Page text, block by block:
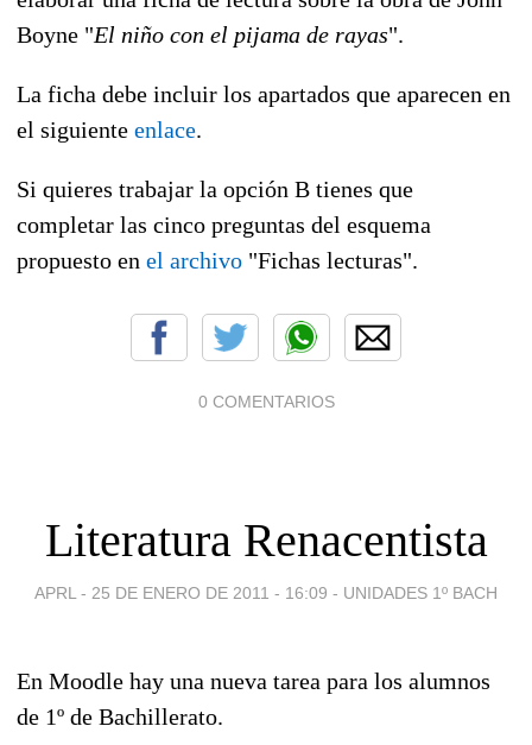
Boyne "El niño con el pijama de rayas".
La ficha debe incluir los apartados que aparecen en
el siguiente enlace.
Si quieres trabajar la opción B tienes que
completar las cinco preguntas del esquema
propuesto en el archivo "Fichas lecturas".
0 COMENTARIOS
Literatura Renacentista
APRL - 25 DE ENERO DE 2011 - 16:09 - UNIDADES 1º BACH
En Moodle hay una nueva tarea para los alumnos
de 1º de Bachillerato.